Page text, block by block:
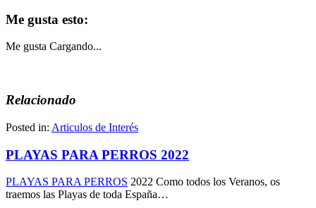
Me gusta esto:
Me gusta Cargando...
Relacionado
Posted in: Articulos de Interés
PLAYAS PARA PERROS 2022
PLAYAS PARA PERROS 2022 Como todos los Veranos, os
traemos las Playas de toda España…